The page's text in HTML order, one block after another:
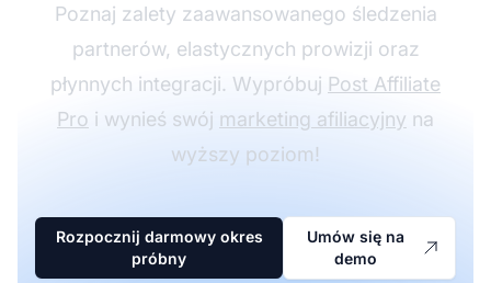
Poznaj zalety zaawansowanego śledzenia
partnerów, elastycznych prowizji oraz
płynnych integracji. Wypróbuj Post Affiliate
Pro i wynieś swój marketing afiliacyjny na
wyższy poziom!
Rozpocznij darmowy okres
próbny
Umów się na
demo